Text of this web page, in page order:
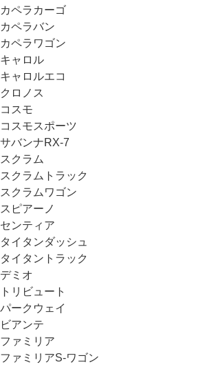
カペラカーゴ
カペラバン
カペラワゴン
キャロル
キャロルエコ
クロノス
コスモ
コスモスポーツ
サバンナRX-7
スクラム
スクラムトラック
スクラムワゴン
スピアーノ
センティア
タイタンダッシュ
タイタントラック
デミオ
トリビュート
パークウェイ
ビアンテ
ファミリア
ファミリアS-ワゴン